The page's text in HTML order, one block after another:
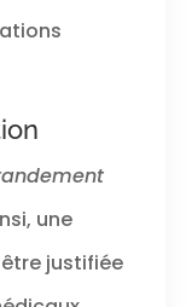
une
justifiée